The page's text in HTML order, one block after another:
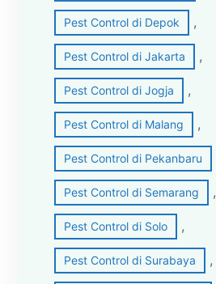
Pest Control di Depok ,
Pest Control di Jakarta ,
Pest Control di Jogja ,
Pest Control di Malang ,
Pest Control di Pekanbaru
Pest Control di Semarang ,
Pest Control di Solo ,
Pest Control di Surabaya ,